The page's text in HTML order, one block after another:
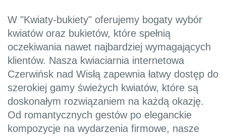
W "Kwiaty-bukiety" oferujemy bogaty wybór
kwiatów oraz bukietów, które spełnią
oczekiwania nawet najbardziej wymagających
klientów. Nasza kwiaciarnia internetowa
Czerwińsk nad Wisłą zapewnia łatwy dostęp do
szerokiej gamy świeżych kwiatów, które są
doskonałym rozwiązaniem na każdą okazję.
Od romantycznych gestów po eleganckie
kompozycje na wydarzenia firmowe, nasze